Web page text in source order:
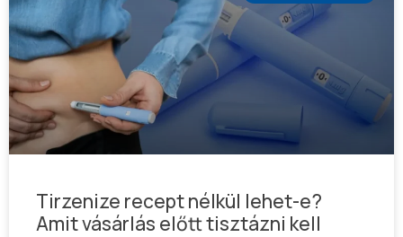
Tirzenize recept nélkül lehet-e?
Amit vásárlás előtt tisztázni kell